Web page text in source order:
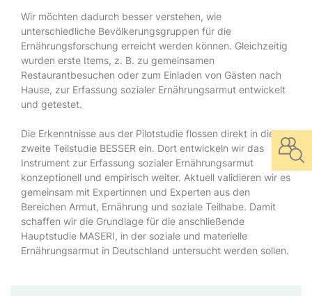
Wir möchten dadurch besser verstehen, wie
unterschiedliche Bevölkerungsgruppen für die
Ernährungsforschung erreicht werden können. Gleichzeitig
wurden erste Items, z. B. zu gemeinsamen
Restaurantbesuchen oder zum Einladen von Gästen nach
Hause, zur Erfassung sozialer Ernährungsarmut entwickelt
und getestet.
Die Erkenntnisse aus der Pilotstudie flossen direkt in die
zweite Teilstudie BESSER ein. Dort entwickeln wir das
Instrument zur Erfassung sozialer Ernährungsarmut
konzeptionell und empirisch weiter. Aktuell validieren wir es
gemeinsam mit Expertinnen und Experten aus den
Bereichen Armut, Ernährung und soziale Teilhabe. Damit
schaffen wir die Grundlage für die anschließende
Hauptstudie MASERI, in der soziale und materielle
Ernährungsarmut in Deutschland untersucht werden sollen.